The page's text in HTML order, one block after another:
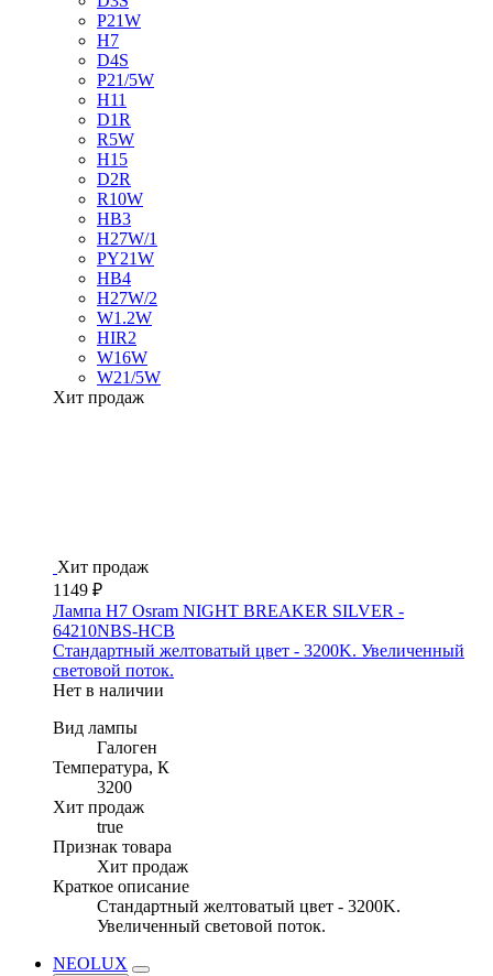
P21W
H7
D4S
P21/5W
H11
D1R
R5W
H15
D2R
R10W
HB3
H27W/1
PY21W
HB4
H27W/2
W1.2W
HIR2
W16W
W21/5W
Хит продаж
Хит продаж
1149 ₽
Лампа H7 Osram NIGHT BREAKER SILVER -
64210NBS-HCB
Стандартный желтоватый цвет - 3200K. Увеличенный
световой поток.
Нет в наличии
Вид лампы
Галоген
Температура, К
3200
Хит продаж
true
Признак товара
Хит продаж
Краткое описание
Стандартный желтоватый цвет - 3200K.
Увеличенный световой поток.
NEOLUX